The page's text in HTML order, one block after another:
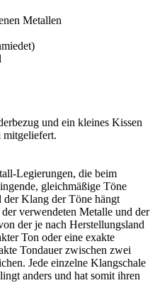
Metallen
und ein kleines Kissen
Legierungen, die beim
gleichmäßige Töne
der Klang der Töne hängt
verwendeten Metalle und der
der je nach Herstellungsland
Ton oder eine exakte
Tondauer zwischen zwei
Jede einzelne Klangschale
anders und hat somit ihren